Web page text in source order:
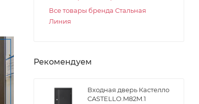
Все товары бренда Стальная
Линия
Рекомендуем
Входная дверь Кастелло
CASTELLO.M82M.1